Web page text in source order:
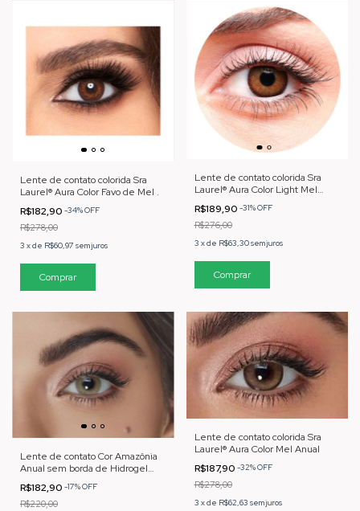
Lente de contato colorida Sra
Laurel® Aura Color Favo de Mel .
R$182,90 -34%OFF
R$278,00
3 xde R$60,97 sem juros
Comprar
Lente de contato colorida Sra
Laurel® Aura Color Light Mel
Anual
R$189,90 -31%OFF
R$276,00
3 xde R$63,30sem juros
Lente de contato Cor Amazônia
Anual sem borda de Hidrogel
R$182,90 -17%OFF
R$220,00
Lente de contato colorida Sra
Laurel® Aura Color Mel Anual
R$187,90 -32%OFF
R$278,00
3 xde R$62,63 sem juros